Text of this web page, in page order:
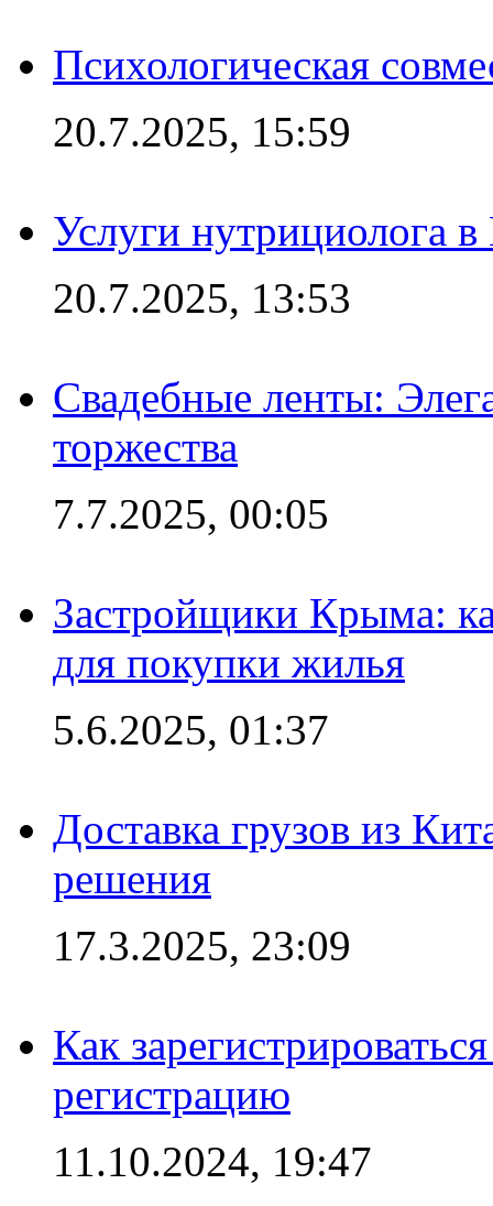
Психологическая
20.7.2025, 15:59
Услуги нутрициолога
20.7.2025, 13:53
Свадебные ленты:
торжества
7.7.2025, 00:05
Застройщики Крыма:
для покупки жилья
5.6.2025, 01:37
Доставка грузов из
решения
17.3.2025, 23:09
Как
регистрацию
11.10.2024, 19:47